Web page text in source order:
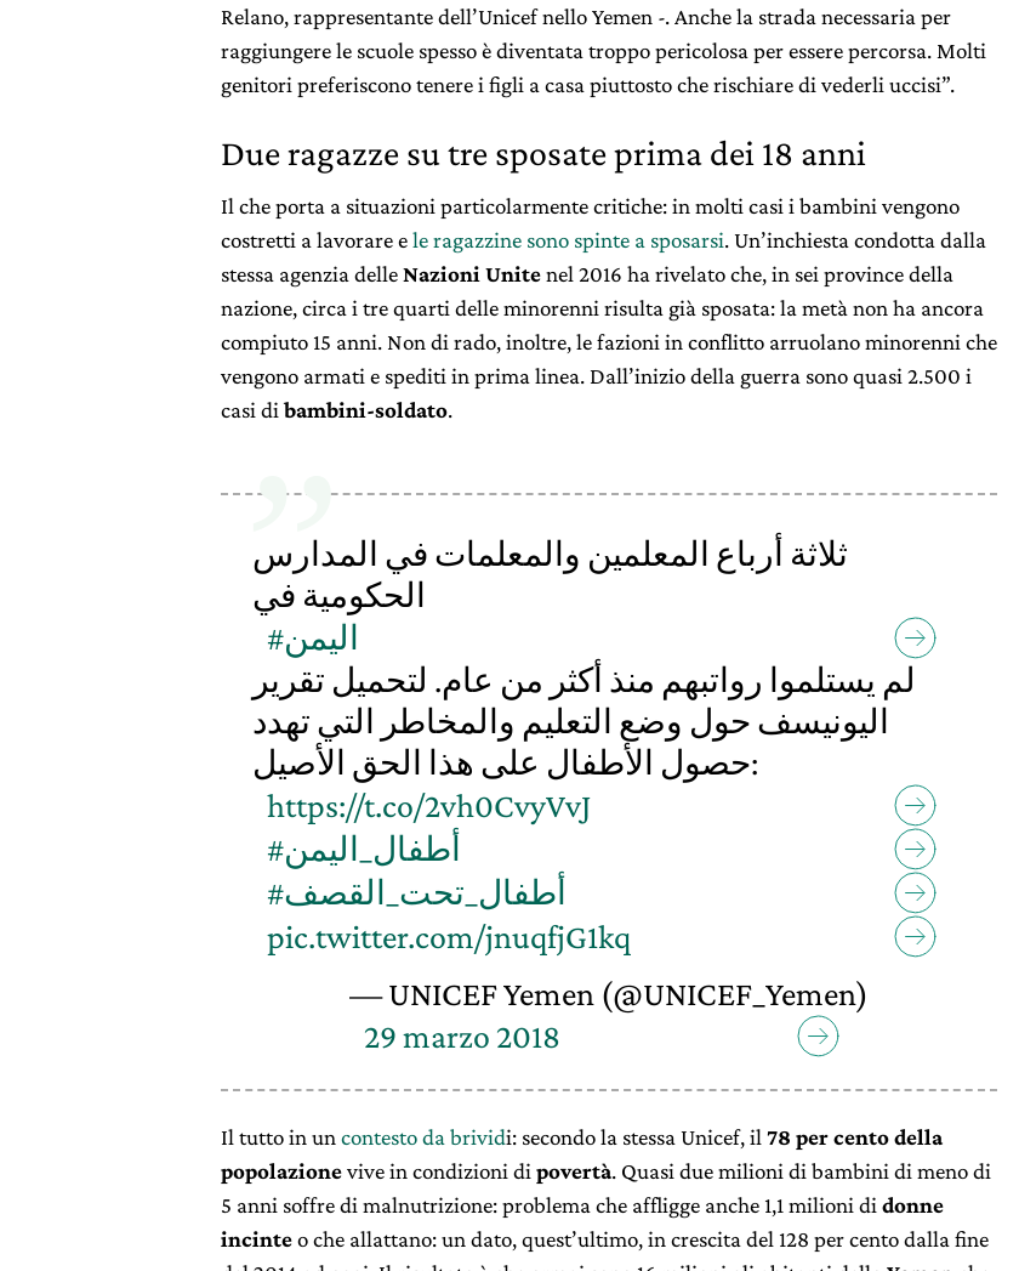
Relano, rappresentante dell’Unicef nello Yemen -. Anche la strada necessaria per
raggiungere le scuole spesso è diventata troppo pericolosa per essere percorsa. Molti
genitori preferiscono tenere i figli a casa piuttosto che rischiare di vederli uccisi”.
Due ragazze su tre sposate prima dei 18 anni
Il che porta a situazioni particolarmente critiche: in molti casi i bambini vengono
costretti a lavorare ele ragazzine sono spinte a sposarsi. Un’inchiesta condotta dalla
stessa agenzia delleNazioni Unitenel 2016 ha rivelato che, in sei province della
nazione, circa i tre quarti delle minorenni risulta già sposata: la metà non ha ancora
compiuto 15 anni. Non di rado, inoltre, le fazioni in conflitto arruolano minorenni che
vengono armati e spediti in prima linea. Dall’inizio della guerra sono quasi 2.500 i
casi dibambini-soldato.
ثلاثة أرباع المعلمين والمعلمات في المدارس
الحكومية في
#اليمن
لم يستلموا رواتبهم منذ أكثر من عام. لتحميل تقرير
اليونيسف حول وضع التعليم والمخاطر التي تهدد
حصول الأطفال على هذا الحق الأصيل:
https://t.co/2vh0CvyVvJ
#أطفال_اليمن
#أطفال_تحت_القصف
pic.twitter.com/jnuqfjG1kq
— UNICEF Yemen (@UNICEF_Yemen)
29 marzo 2018
Il tutto in un contesto da brividi: secondo la stessa Unicef, il 78 per cento della
popolazionevive in condizioni di povertà. Quasi due milioni di bambini di meno di
5 anni soffre di malnutrizione: problema che affligge anche 1,1 milioni di donne
incinteo che allattano: un dato, quest’ultimo, in crescita del 128 per cento dalla fine